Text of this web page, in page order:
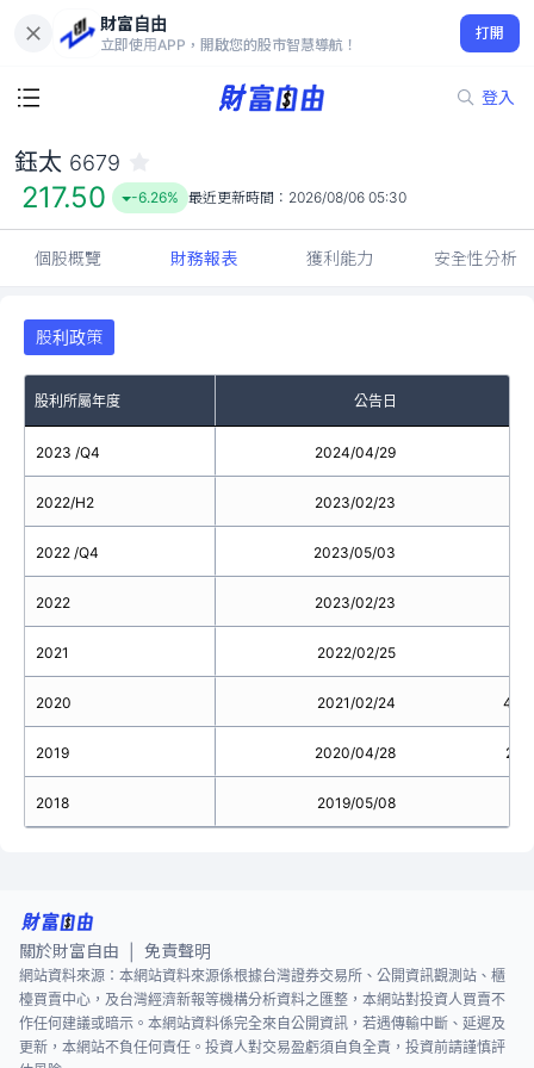
財富自由
立即使用APP，開啟您的股市智慧導航！
打開
登入
217.50
-6.26%
鈺太 6679
217.50 -6.26% 最近更新時間： 2026/08/06 05:30
個股概覽 財務報表 獲利能力 安全性分析
股利政策
股利所屬年度 公告日
2023 /Q4
2022/H2
2022 /Q4
2022
2021
2020
2019
2018
2024/04/29
2023/02/23
2023/05/03
2023/02/23
2022/02/25
2021/02/24
2020/04/28
2019/05/08
關於財富自由 免責聲明
網站資料來源：本網站資料來源係根據台灣證券交易所、公開資訊觀測站、櫃
檯買賣中心，及台灣經濟新報等機構分析資料之匯整，本網站對投資人買賣不
作任何建議或暗示。本網站資料係完全來自公開資訊，若遇傳輸中斷、延遲及
更新，本網站不負任何責任。投資人對交易盈虧須自負全責，投資前請謹慎評